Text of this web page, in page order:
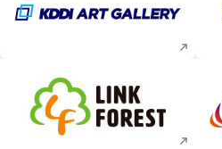
新規ウィンドウで開く
新規ウィンドウで開く